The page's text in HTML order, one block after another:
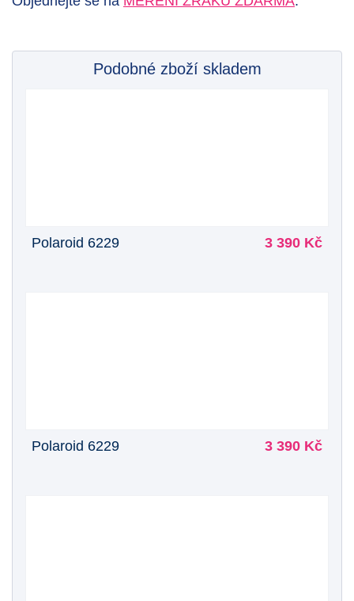
Podobné zboží skladem
Polaroid 6229 3 390 Kč
Polaroid 6229 3 390 Kč